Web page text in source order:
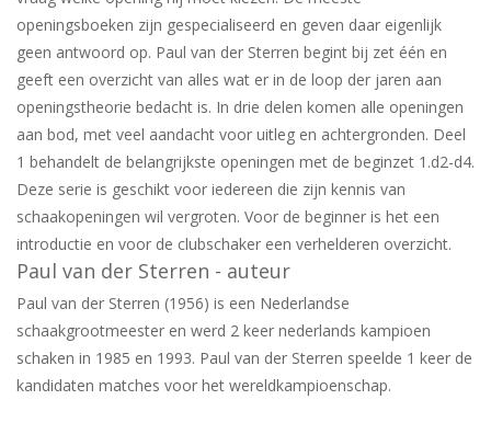
openingsboeken zijn gespecialiseerd en geven daar eigenlijk
geen antwoord op. Paul van der Sterren begint bij zet één en
geeft een overzicht van alles wat er in de loop der jaren aan
openingstheorie bedacht is. In drie delen komen alle openingen
aan bod, met veel aandacht voor uitleg en achtergronden. Deel
1 behandelt de belangrijkste openingen met de beginzet 1.d2-d4.
Deze serie is geschikt voor iedereen die zijn kennis van
schaakopeningen wil vergroten. Voor de beginner is het een
introductie en voor de clubschaker een verhelderen overzicht.
Paul van der Sterren - auteur
Paul van der Sterren (1956) is een Nederlandse
schaakgrootmeester en werd 2 keer nederlands kampioen
schaken in 1985 en 1993. Paul van der Sterren speelde 1 keer de
kandidaten matches voor het wereldkampioenschap.